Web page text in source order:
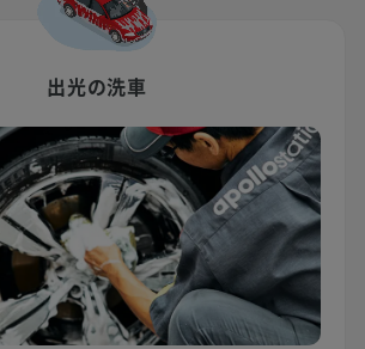
出光の洗車